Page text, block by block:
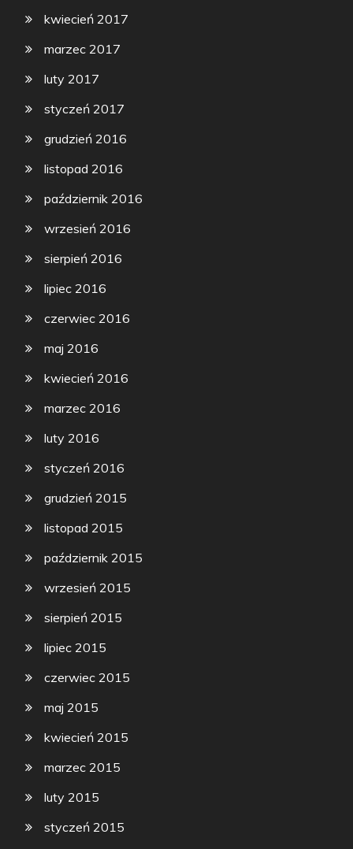
kwiecień 2017
marzec 2017
luty 2017
styczeń 2017
grudzień 2016
listopad 2016
październik 2016
wrzesień 2016
sierpień 2016
lipiec 2016
czerwiec 2016
maj 2016
kwiecień 2016
marzec 2016
luty 2016
styczeń 2016
grudzień 2015
listopad 2015
październik 2015
wrzesień 2015
sierpień 2015
lipiec 2015
czerwiec 2015
maj 2015
kwiecień 2015
marzec 2015
luty 2015
styczeń 2015